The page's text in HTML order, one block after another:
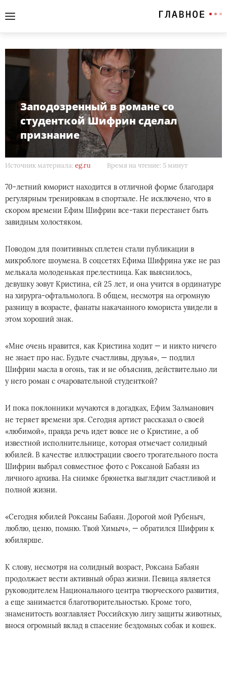
Заподозренный в романе со
студенткой Шифрин сделал
признание
Источник материала: eg.ru Время на чтение: 5 минут
70-летний юморист находится в отличной форме благодаря
регулярным тренировкам в спортзале. Не исключено, что в
скором времени Ефим Шифрин все-таки перестанет быть
завидным холостяком.
Поводом для позитивных сплетен стали публикации в
микроблоге шоумена. В соцсетях Ефима Шифрина уже не раз
мелькала молоденькая прелестница. Как выяснилось,
девушку зовут Кристина, ей 25 лет, и она учится в ординатуре
на хирурга-офтальмолога. В общем, несмотря на огромную
разницу в возрасте, фанаты накачанного юмориста увидели в
этом хороший знак.
«Мне очень нравится, как Кристина ходит — и никто ничего
не знает про нас. Будьте счастливы, друзья», — подлил
Шифрин масла в огонь, так и не объяснив, действительно ли
у него роман с очаровательной студенткой?
И пока поклонники мучаются в догадках, Ефим Залманович
не теряет времени зря. Сегодня артист рассказал о своей
«любимой», правда речь идет вовсе не о Кристине, а об
известной исполнительнице, которая отмечает солидный
юбилей. В качестве иллюстрации своего трогательного поста
Шифрин выбрал совместное фото с Роксаной Бабаян из
личного архива. На снимке брюнетка выглядит счастливой и
полной жизни.
«Сегодня юбилей Роксаны Бабаян. Дорогой мой Рубеныч,
люблю, ценю, помню. Твой Химыч», — обратился Шифрин к
юбилярше.
К слову, несмотря на солидный возраст, Роксана Бабаян
продолжает вести активный образ жизни. Певица является
руководителем Национального центра творческого развития,
а еще занимается благотворительностью. Кроме того,
знаменитость возглавляет Российскую лигу защиты животных,
внося огромный вклад в спасение бездомных собак и кошек.